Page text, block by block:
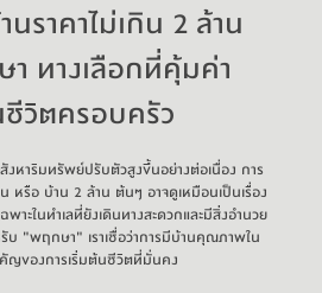
นราคาไม่เกิน 2 ล้าน
ทางเลือกที่คุ้มค่า
ชีวิตครอบครัว
งหาริมทรัพย์ปรับตัวสูงขึ้นอย่างต่อเนื่อง การ
หรือ บ้าน 2 ล้าน ต้นๆ อาจดูเหมือนเป็นเรื่อง
าะในทำเลที่ยังเดินทางสะดวกและมีสิ่งอำนวย
บ "พฤกษา" เราเชื่อว่าการมีบ้านคุณภาพใน
ญของการเริ่มต้นชีวิตที่มั่นคง